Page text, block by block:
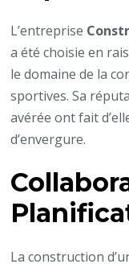
L’entreprise
a été choisie en
le domaine de la
sportives. Sa
avérée ont fait
d’envergure.
La construction